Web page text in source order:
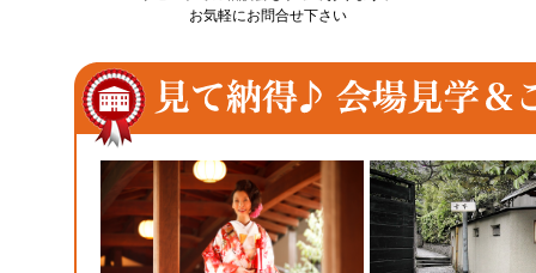
お気軽にお問合せ下さい